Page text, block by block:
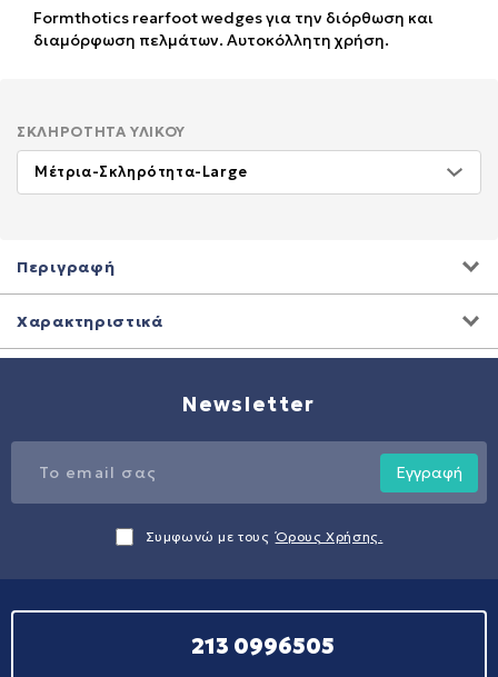
Formthotics rearfoot wedges για την διόρθωση και
διαμόρφωση πελμάτων. Αυτοκόλλητη χρήση.
ΣΚΛΗΡΌΤΗΤΑ ΥΛΙΚΟΎ
Περιγραφή
Χαρακτηριστικά
Newsletter
Εγγραφή
Συμφωνώ με τους Όρους Χρήσης.
213 0996505